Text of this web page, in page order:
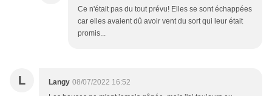
Ce n'était pas du tout prévu! Elles se sont échappées
car elles avaient dû avoir vent du sort qui leur était
promis...
L Langy 08/07/2022 16:52